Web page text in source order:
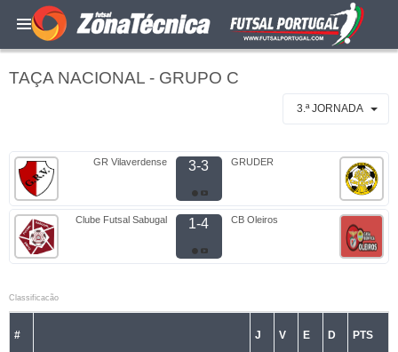
TAÇA NACIONAL - GRUPO C
3.ª JORNADA
GR Vilaverdense 3-3 GRUDER
Clube Futsal Sabugal 1-4 CB Oleiros
Classificacão
# J V E D PTS